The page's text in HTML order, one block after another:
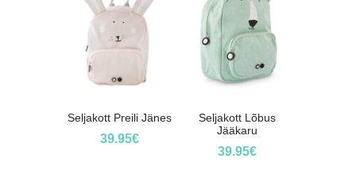
Seljakott Preili Jänes
39.95€
Seljakott Lõbus
Jääkaru
39.95€